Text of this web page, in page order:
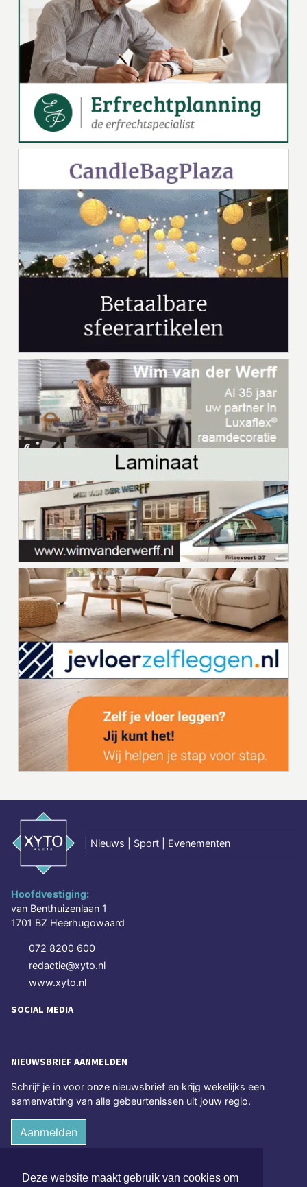
Deze website maakt gebruik van cookies om
Nieuws | Sport | Evenementen
Hoofdvestiging:
van Benthuizenlaan 1
1701 BZ Heerhugowaard
072 8200 600
redactie@xyto.nl
www.xyto.nl
SOCIAL MEDIA
NIEUWSBRIEF AANMELDEN
Schrijf je in voor onze nieuwsbrief en krijg wekelijks een
samenvatting van alle gebeurtenissen uit jouw regio.
Aanmelden
ONLINE DAGBLADEN